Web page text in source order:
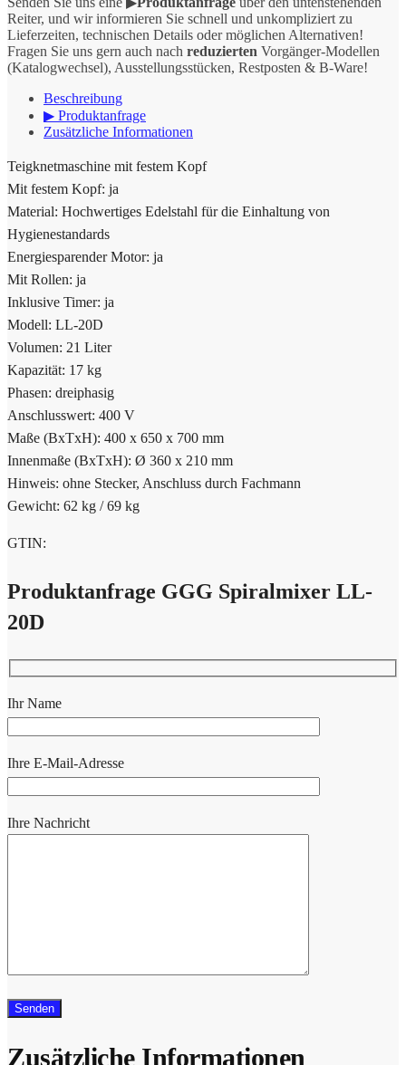
Reiter, und wir informieren Sie schnell und unkompliziert zu
Lieferzeiten, technischen Details oder möglichen Alternativen!
Fragen Sie uns gern auch nach reduzierten Vorgänger-Modellen
(Katalogwechsel), Ausstellungsstücken, Restposten & B-Ware!
Beschreibung
▶ Produktanfrage
Zusätzliche Informationen
Teigknetmaschine mit festem Kopf
Mit festem Kopf: ja
Material: Hochwertiges Edelstahl für die Einhaltung von
Hygienestandards
Energiesparender Motor: ja
Mit Rollen: ja
Inklusive Timer: ja
Modell: LL-20D
Volumen: 21 Liter
Kapazität: 17 kg
Phasen: dreiphasig
Anschlusswert: 400 V
Maße (BxTxH): 400 x 650 x 700 mm
Innenmaße (BxTxH): Ø 360 x 210 mm
Hinweis: ohne Stecker, Anschluss durch Fachmann
Gewicht: 62 kg / 69 kg
GTIN:
Produktanfrage GGG Spiralmixer LL-
20D
Ihr Name
Ihre E-Mail-Adresse
Ihre Nachricht
Zusätzliche Informationen